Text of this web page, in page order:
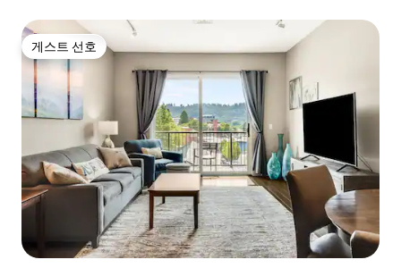
게스트 선호
게스트 선호